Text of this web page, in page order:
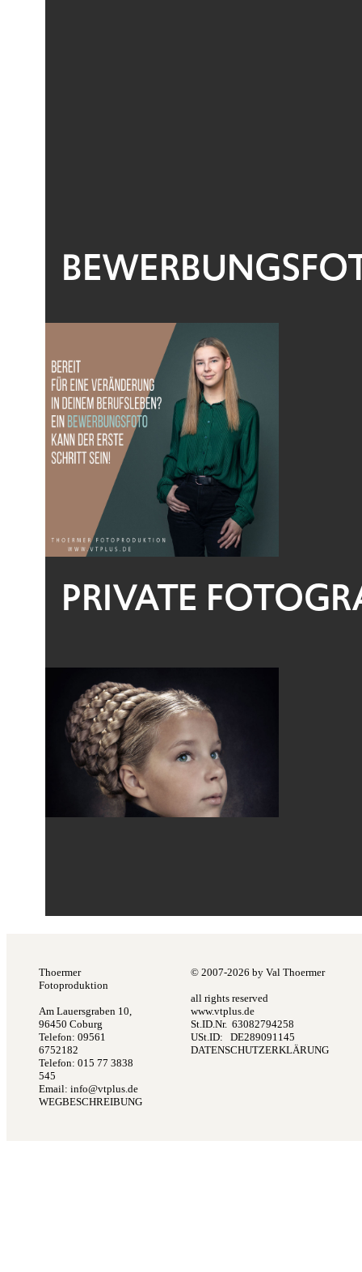
PRIVATE
Thoermer
Fotoproduktion
Am Lauersgraben 10,
96450 Coburg
Telefon: 09561
6752182
Telefon: 015 77 3838
545
Email: info@vtplus.de
WEGBESCHREIBUNG
© 2007-2026 by Val Thoermer
all rights reserved
www.vtplus.de
St.ID.Nr. 63082794258
USt.ID: DE289091145
DATENSCHUTZERKLÄRUNG